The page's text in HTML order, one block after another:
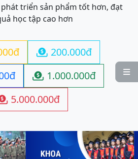

triển sản phẩm tốt hơn, đạt
học tập cao hơn
 200.000đ
 1.000.000đ
5.000.000đ